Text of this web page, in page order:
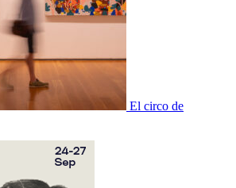
El circo de